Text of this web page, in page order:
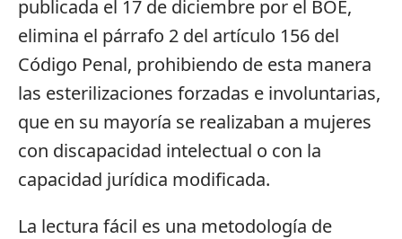
publicada el 17 de diciembre por el BOE,
elimina el párrafo 2 del artículo 156 del
Código Penal, prohibiendo de esta manera
las esterilizaciones forzadas e involuntarias,
que en su mayoría se realizaban a mujeres
con discapacidad intelectual o con la
capacidad jurídica modificada.
La lectura fácil es una metodología de